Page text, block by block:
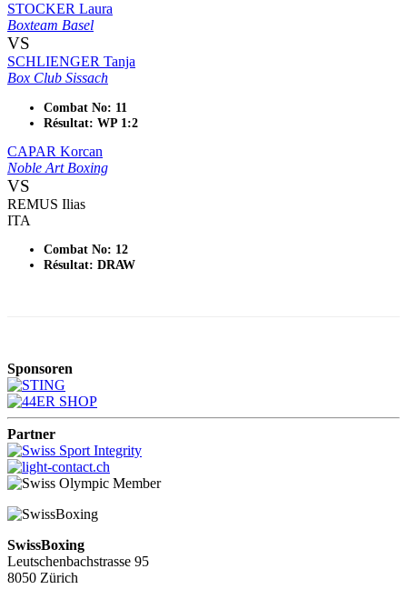
STOCKER Laura
Boxteam Basel
VS
SCHLIENGER Tanja
Box Club Sissach
Combat No: 11
Résultat: WP 1:2
CAPAR Korcan
Noble Art Boxing
VS
REMUS Ilias
ITA
Combat No: 12
Résultat: DRAW
Sponsoren
Partner
SwissBoxing
Leutschenbachstrasse 95
8050 Zürich